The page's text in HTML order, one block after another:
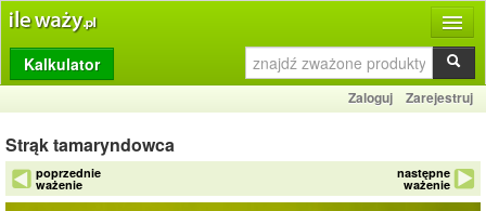
Produkty
Dziennik
Przelicznik
Porównywarka
Kalkulator
Zaloguj Zarejestruj
Strąk tamaryndowca
poprzednie
ważenie
następne
ważenie